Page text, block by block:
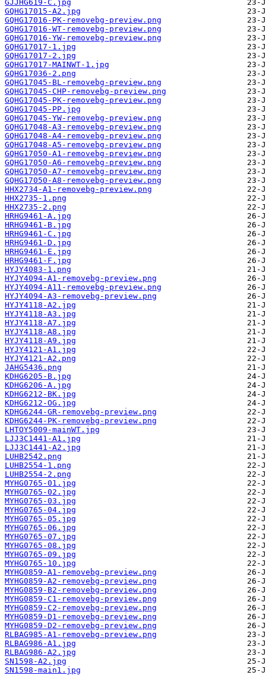
GJJHG619-C.jpg
GQHG17015-A2.jpg
GQHG17016-PK-removebg-preview.png
GQHG17016-WT-removebg-preview.png
GQHG17016-YW-removebg-preview.png
GQHG17017-1.jpg
GQHG17017-2.jpg
GQHG17017-MAINWT-1.jpg
GQHG17036-2.png
GQHG17045-BL-removebg-preview.png
GQHG17045-CHP-removebg-preview.png
GQHG17045-PK-removebg-preview.png
GQHG17045-PP.jpg
GQHG17045-YW-removebg-preview.png
GQHG17048-A3-removebg-preview.png
GQHG17048-A4-removebg-preview.png
GQHG17048-A5-removebg-preview.png
GQHG17050-A1-removebg-preview.png
GQHG17050-A6-removebg-preview.png
GQHG17050-A7-removebg-preview.png
GQHG17050-A8-removebg-preview.png
HHX2734-A1-removebg-preview.png
HHX2735-1.png
HHX2735-2.png
HRHG9461-A.jpg
HRHG9461-B.jpg
HRHG9461-C.jpg
HRHG9461-D.jpg
HRHG9461-E.jpg
HRHG9461-F.jpg
HYJY4083-1.png
HYJY4094-A1-removebg-preview.png
HYJY4094-A11-removebg-preview.png
HYJY4094-A3-removebg-preview.png
HYJY4118-A2.jpg
HYJY4118-A3.jpg
HYJY4118-A7.jpg
HYJY4118-A8.jpg
HYJY4118-A9.jpg
HYJY4121-A1.jpg
HYJY4121-A2.png
JAHG5436.png
KDHG6205-B.jpg
KDHG6206-A.jpg
KDHG6212-BK.jpg
KDHG6212-OG.jpg
KDHG6244-GR-removebg-preview.png
KDHG6244-PK-removebg-preview.png
LHTOY5009-mainWT.jpg
LJJ3C1441-A1.jpg
LJJ3C1441-A2.jpg
LUHB2542.png
LUHB2554-1.png
LUHB2554-2.png
MYHG0765-01.jpg
MYHG0765-02.jpg
MYHG0765-03.jpg
MYHG0765-04.jpg
MYHG0765-05.jpg
MYHG0765-06.jpg
MYHG0765-07.jpg
MYHG0765-08.jpg
MYHG0765-09.jpg
MYHG0765-10.jpg
MYHG0859-A1-removebg-preview.png
MYHG0859-A2-removebg-preview.png
MYHG0859-B2-removebg-preview.png
MYHG0859-C1-removebg-preview.png
MYHG0859-C2-removebg-preview.png
MYHG0859-D1-removebg-preview.png
MYHG0859-D2-removebg-preview.png
RLBAG985-A1-removebg-preview.png
RLBAG986-A1.jpg
RLBAG986-A2.jpg
SN1598-A2.jpg
SN1598-main1.jpg